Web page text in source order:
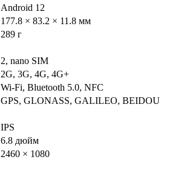
Android 12
177.8 × 83.2 × 11.8 мм
289 г
2, nano SIM
2G, 3G, 4G, 4G+
Wi-Fi, Bluetooth 5.0, NFC
GPS, GLONASS, GALILEO, BEIDOU
IPS
6.8 дюйм
2460 × 1080